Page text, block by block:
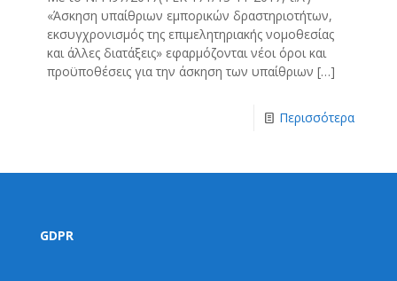
«Άσκηση υπαίθριων εμπορικών δραστηριοτήτων,
εκσυγχρονισμός της επιμελητηριακής νομοθεσίας
και άλλες διατάξεις» εφαρμόζονται νέοι όροι και
προϋποθέσεις για την άσκηση των υπαίθριων […]
Περισσότερα
GDPR